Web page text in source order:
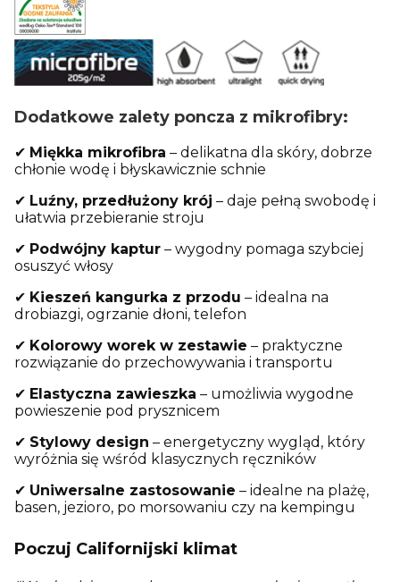
Dodatkowe zalety poncza z mikrofibry:
✔ Miękka mikrofibra – delikatna dla skóry, dobrze
chłonie wodę i błyskawicznie schnie
✔ Luźny, przedłużony krój – daje pełną swobodę i
ułatwia przebieranie stroju
✔ Podwójny kaptur – wygodny pomaga szybciej
osuszyć włosy
✔ Kieszeń kangurka z przodu – idealna na
drobiazgi, ogrzanie dłoni, telefon
✔ Kolorowy worek w zestawie – praktyczne
rozwiązanie do przechowywania i transportu
✔ Elastyczna zawieszka – umożliwia wygodne
powieszenie pod prysznicem
✔ Stylowy design – energetyczny wygląd, który
wyróżnia się wśród klasycznych ręczników
✔ Uniwersalne zastosowanie – idealne na plażę,
basen, jezioro, po morsowaniu czy na kempingu
Poczuj Californijski klimat